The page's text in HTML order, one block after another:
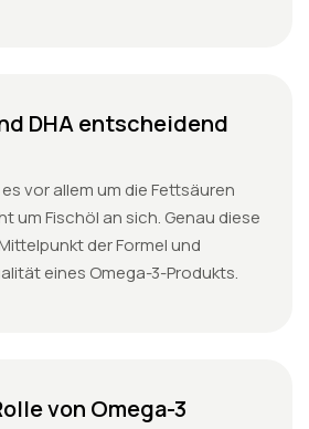
DHA entscheidend
vor allem um die Fettsäuren
um Fischöl an sich. Genau diese
der Formel und
eines Omega-3-Produkts.
von Omega-3